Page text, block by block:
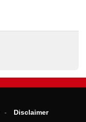
Disclaimer